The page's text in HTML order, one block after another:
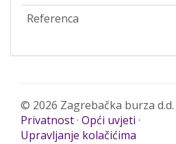
Referenca
© 2026 Zagrebačka burza d.d.
Privatnost· Opći uvjeti ·
Upravljanje kolačićima